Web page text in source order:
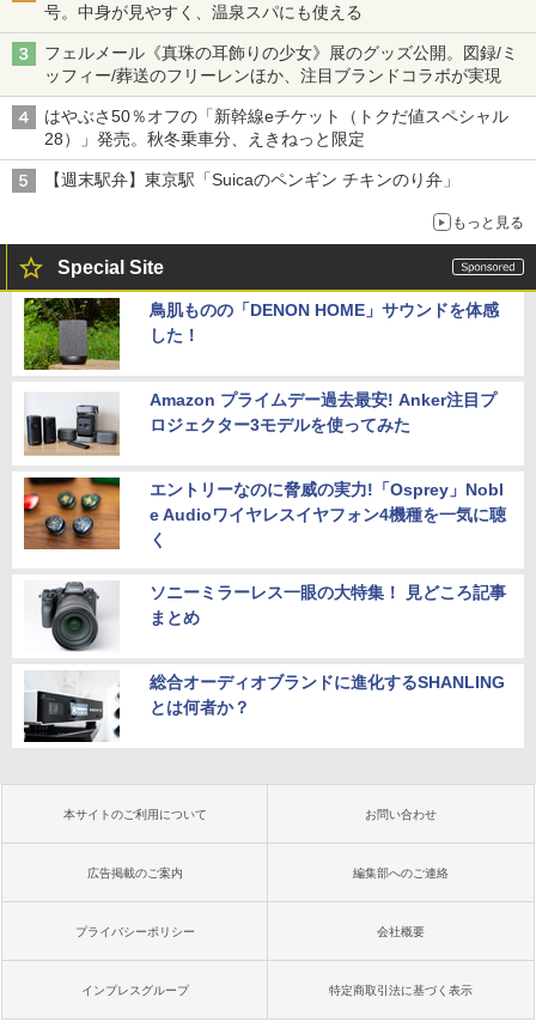
号。中身が見やすく、温泉スパにも使える
フェルメール《真珠の耳飾りの少女》展のグッズ公開。図録/ミ
ッフィー/葬送のフリーレンほか、注目ブランドコラボが実現
はやぶさ50％オフの「新幹線eチケット（トクだ値スペシャル
28）」発売。秋冬乗車分、えきねっと限定
【週末駅弁】東京駅「Suicaのペンギン チキンのり弁」
もっと見る
Special Site
鳥肌ものの「DENON HOME」サウンドを体感
した！
Amazon プライムデー過去最安! Anker注目プ
ロジェクター3モデルを使ってみた
エントリーなのに脅威の実力!「Osprey」Nobl
e Audioワイヤレスイヤフォン4機種を一気に聴
く
ソニーミラーレス一眼の大特集！ 見どころ記事
まとめ
総合オーディオブランドに進化するSHANLING
とは何者か？
本サイトのご利用について お問い合わせ
広告掲載のご案内 編集部へのご連絡
プライバシーポリシー 会社概要
インプレスグループ 特定商取引法に基づく表示